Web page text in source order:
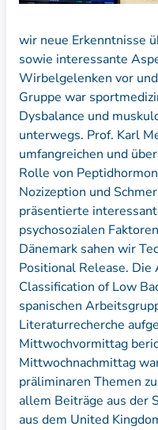
wir neue Erkenntnisse
sowie interessante
Wirbelgelenken vor
Gruppe war
Dysbalance und
unterwegs. Prof. Karl
umfangreichen und
Rolle von
Nozizeption und
präsentierte
psychosozialen
Dänemark sahen wir
Positional Release.
Classification of Low
spanischen
Literaturrecherche
Mittwochvormittag
Mittwochnachmittag
präliminaren Themen
allem Beiträge aus der
aus dem United